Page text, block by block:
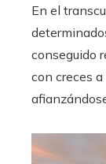
En el
conseguido
con creces
afianzándose